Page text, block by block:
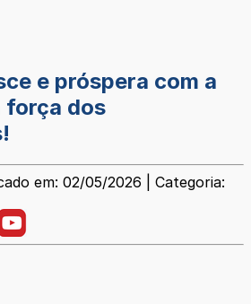
e próspera com a
força dos
em: 02/05/2026 | Categoria: